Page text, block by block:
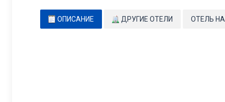
ОПИСАНИЕ ДРУГИЕ ОТЕЛИ ОТЕЛЬ